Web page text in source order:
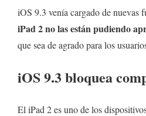
iOS 9.3 venía cargado de nuevas
iPad 2 no las están pudiendo
que sea de agrado para los
iOS 9.3 bloquea
El iPad 2 es uno de los